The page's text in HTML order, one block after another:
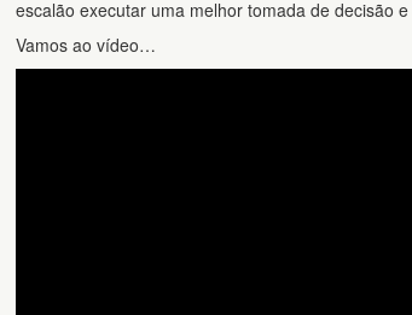
escalão executar uma melhor tomada de decisão
Vamos ao vídeo…